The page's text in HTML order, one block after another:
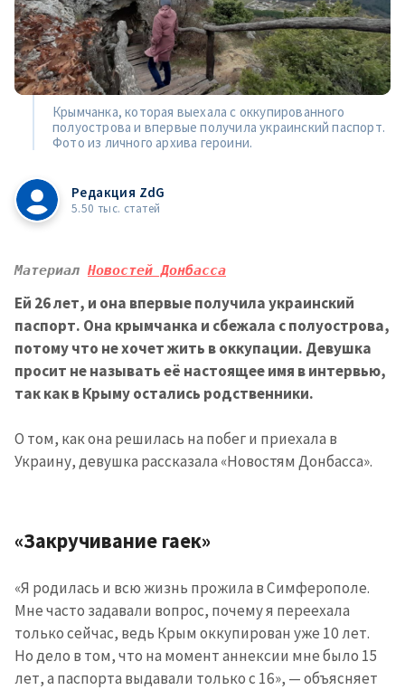
Крымчанка, которая выехала с оккупированного
полуострова и впервые получила украинский паспорт.
Фото из личного архива героини.
Редакция ZdG
5.50 тыс. статей
Материал Новостей Донбасса
Ей 26 лет, и она впервые получила украинский
паспорт. Она крымчанка и сбежала с полуострова,
потому что не хочет жить в оккупации. Девушка
просит не называть её настоящее имя в интервью,
так как в Крыму остались родственники.
О том, как она решилась на побег и приехала в
Украину, девушка рассказала «Новостям Донбасса».
«Закручивание гаек»
«Я родилась и всю жизнь прожила в Симферополе.
Мне часто задавали вопрос, почему я переехала
только сейчас, ведь Крым оккупирован уже 10 лет.
Но дело в том, что на момент аннексии мне было 15
лет, а паспорта выдавали только с 16», — объясняет